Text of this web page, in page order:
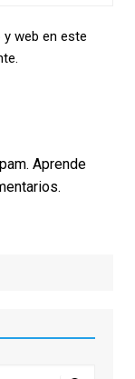
web en este
Aprende